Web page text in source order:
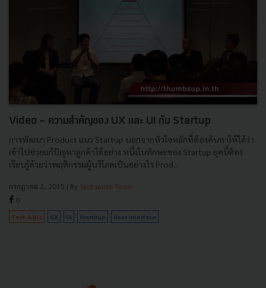
Video - ความสำคัญของ UX และ UI กับ Startup
การพัฒนา Product แนว Startup นอกจากหัวใจหลักที่ต้องค้นหาให้ได้ว่า
เข้าไปช่วยแก้ปัญหาลูกค้าได้อย่าง หนึ่งในทักษะของ Startup ยุคนี้ต้อง
เรียนรู้ด้วยว่าพฤติกรรมผู้บริโภคเป็นอย่างไร Prod...
กรกฎาคม 2, 2015 | By Techsauce Team
0
Tech & Biz UX UI Startitup User Interface